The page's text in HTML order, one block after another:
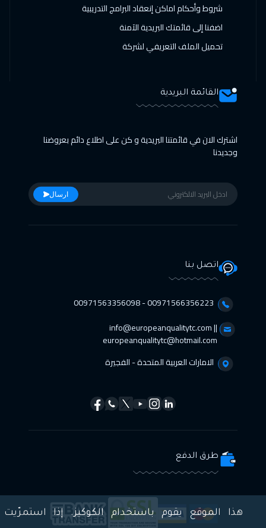
شروط وأحكام اماكن إنعقاد البرامج التدريبية
اضفنا إلى قائمتك البريدية الآمنة
تحميل الملف التعريفي لشركة
القائمة البريدية
اشترك الان في قائمتنا البريدية و كن على اطلاع دائم بعروضنا
وجديدنا
ارسال
اتصل بنا
00971566356223 - 00971563356098⁩
info@europeanqualitytc.com ||
europeanqualitytc@hotmail.com
الامارات العربية المتحدة - الفجيرة
طرق الدفع
هذا الموقع يقوم باستخدام الكوكيز. إذا استمرّيت